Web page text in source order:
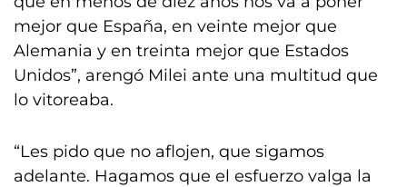
mejor que España, en veinte mejor que
Alemania y en treinta mejor que Estados
Unidos”, arengó Milei ante una multitud que
lo vitoreaba.
“Les pido que no aflojen, que sigamos
adelante. Hagamos que el esfuerzo valga la